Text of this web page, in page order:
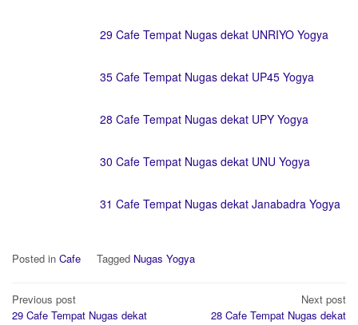
29 Cafe Tempat Nugas dekat UNRIYO Yogya
35 Cafe Tempat Nugas dekat UP45 Yogya
28 Cafe Tempat Nugas dekat UPY Yogya
30 Cafe Tempat Nugas dekat UNU Yogya
31 Cafe Tempat Nugas dekat Janabadra Yogya
Posted in Cafe Tagged Nugas Yogya
Post
navigation
Previous post
29 Cafe Tempat Nugas dekat
Next post
28 Cafe Tempat Nugas dekat